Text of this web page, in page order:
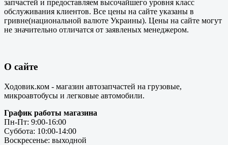
запчастей и предоставляем высочайшего уровня класс
обслуживания клиентов. Все цены на сайте указаны в
гривне(национальной валюте Украины). Цены на сайте могут
не значительно отличатся от заявленых менеджером.
О сайте
Ходовик.ком - магазин автозапчастей на грузовые,
микроавтобусы и легковые автомобили.
График работы магазина
Пн-Пт: 9:00-16:00
Суббота: 10:00-14:00
Воскресенье: выходной